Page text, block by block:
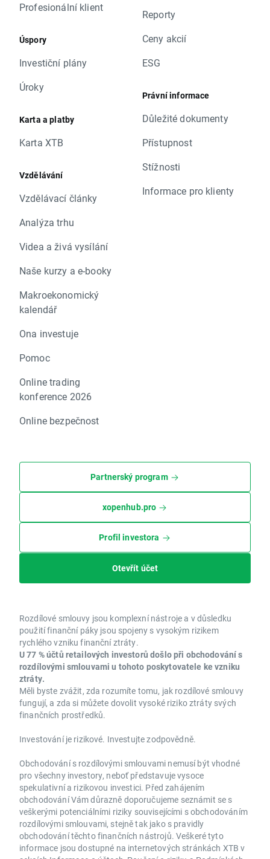
Profesionální klient
Úspory
Investiční plány
Úroky
Karta a platby
Karta XTB
Vzdělávání
Vzdělávací články
Analýza trhu
Videa a živá vysílání
Naše kurzy a e-booky
Makroekonomický
kalendář
Ona investuje
Pomoc
Online trading
konference 2026
Online bezpečnost
Reporty
Ceny akcií
ESG
Právní informace
Důležité dokumenty
Přístupnost
Stížnosti
Informace pro klienty
Partnerský program
xopenhub.pro
Profil investora
Otevřít účet
Rozdílové smlouvy jsou komplexní nástroje a v důsledku
použití finanční páky jsou spojeny s vysokým rizikem
rychlého vzniku finanční ztráty.
U 77 % účtů retailových investorů došlo při obchodování s
rozdílovými smlouvami u tohoto poskytovatele ke vzniku
ztráty.
Měli byste zvážit, zda rozumíte tomu, jak rozdílové smlouvy
fungují, a zda si můžete dovolit vysoké riziko ztráty svých
finančních prostředků.
Investování je rizikové. Investujte zodpovědně.
Obchodování s rozdílovými smlouvami nemusí být vhodné
pro všechny investory, neboť představuje vysoce
spekulativní a rizikovou investici. Před zahájením
obchodování Vám důrazně doporučujeme seznámit se s
veškerými potenciálními riziky souvisejícími s obchodováním
rozdílovými smlouvami, stejně tak jako s pravidly
obchodování těchto finančních nástrojů. Veškeré tyto
informace jsou dostupné na internetových stránkách XTB v